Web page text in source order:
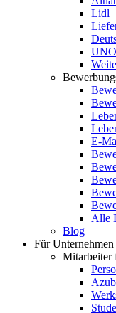
Lidl
E-
Alle
Blog
Für Unternehmen
Mitarbeiter